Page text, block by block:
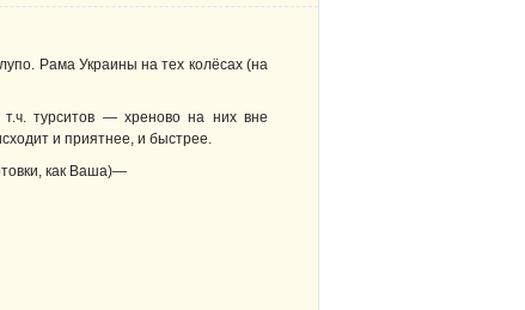
Рама Украины на тех колёсах (на
т.ч. турситов — хреново на них вне
и приятнее, и быстрее.
как Ваша)—